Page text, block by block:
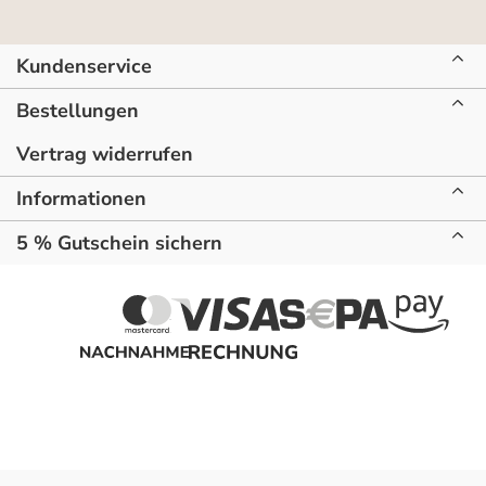
Kundenservice
Bestellungen
Vertrag widerrufen
Informationen
5 % Gutschein sichern